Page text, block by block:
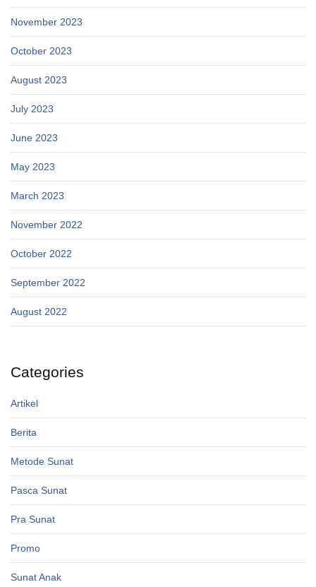
November 2023
October 2023
August 2023
July 2023
June 2023
May 2023
March 2023
November 2022
October 2022
September 2022
August 2022
Categories
Artikel
Berita
Metode Sunat
Pasca Sunat
Pra Sunat
Promo
Sunat Anak